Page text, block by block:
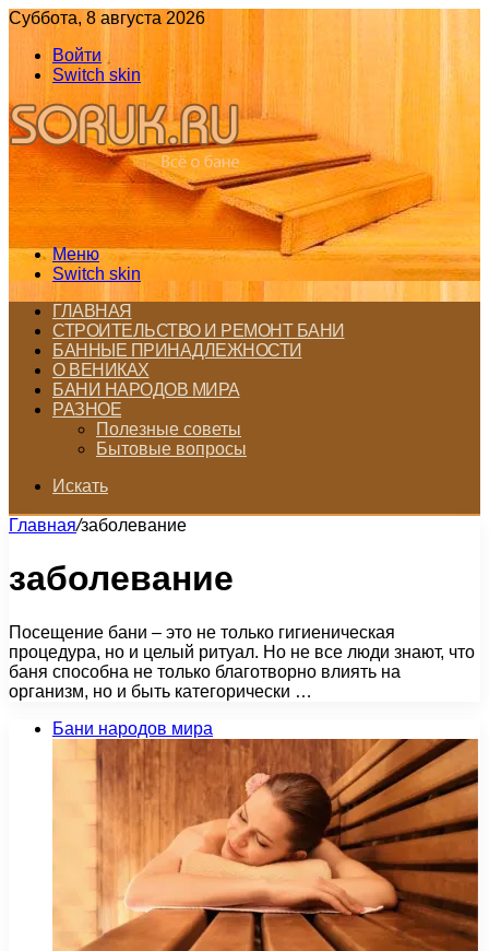
Суббота, 8 августа 2026
Войти
Switch skin
Меню
Switch skin
ГЛАВНАЯ
СТРОИТЕЛЬСТВО И РЕМОНТ БАНИ
БАННЫЕ ПРИНАДЛЕЖНОСТИ
О ВЕНИКАХ
БАНИ НАРОДОВ МИРА
РАЗНОЕ
Полезные советы
Бытовые вопросы
Искать
Главная/заболевание
заболевание
Посещение бани – это не только гигиеническая
процедура, но и целый ритуал. Но не все люди знают, что
баня способна не только благотворно влиять на
организм, но и быть категорически …
Бани народов мира